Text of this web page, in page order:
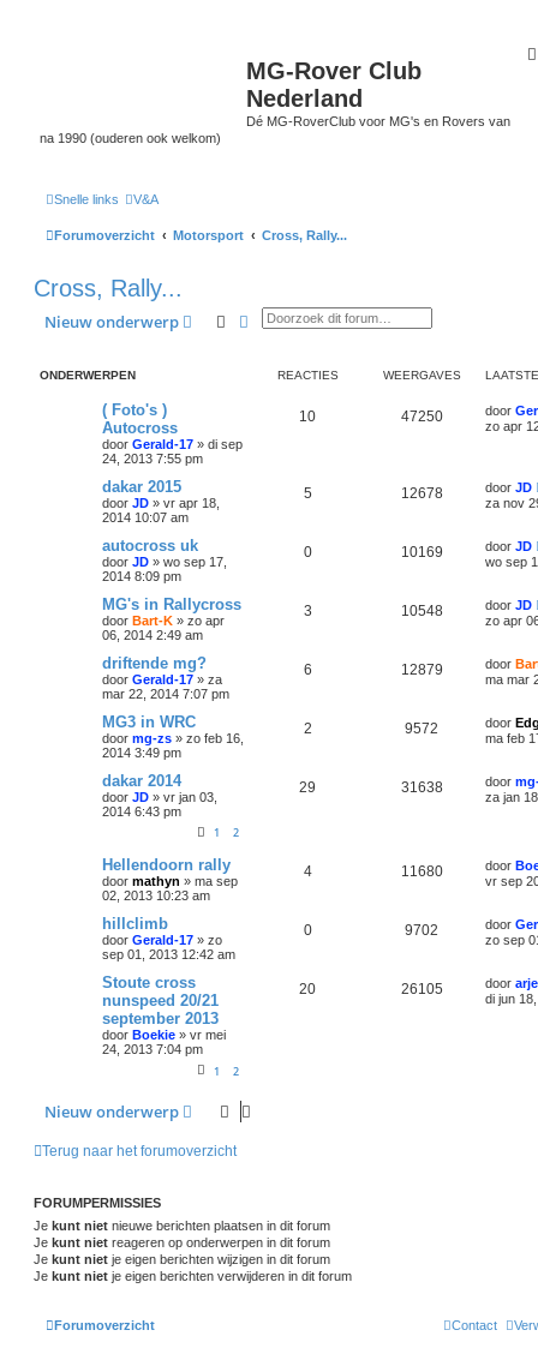
MG-Rover Club
Nederland
Dé MG-RoverClub voor MG's en Rovers van
na 1990 (ouderen ook welkom)
Snelle links V&A
Forumoverzicht Motorsport Cross, Rally...
Cross, Rally...
Nieuw onderwerp Zoek Uitgebreid zoeken
ONDERWERPEN REACTIES WEERGAVES
( Foto's )
Autocross
door Gerald-17 » di sep
24, 2013 7:55 pm
10 47250 door
zo apr
dakar 2015
door JD » vr apr 18,
2014 10:07 am
5 12678 door JD
za nov
autocross uk
door JD » wo sep 17,
2014 8:09 pm
0 10169 door JD
wo sep
MG's in Rallycross
door Bart-K » zo apr
06, 2014 2:49 am
3 10548 door JD
zo apr
driftende mg?
door Gerald-17 » za
mar 22, 2014 7:07 pm
6 12879 door
ma mar
MG3 in WRC
door mg-zs » zo feb 16,
2014 3:49 pm
2 9572 door
ma feb
dakar 2014
door JD » vr jan 03,
2014 6:43 pm
1 2
29 31638 door
za jan
Hellendoorn rally
door mathyn » ma sep
02, 2013 10:23 am
4 11680 door
vr sep
hillclimb
door Gerald-17 » zo
sep 01, 2013 12:42 am
0 9702 door
zo sep
Stoute cross
nunspeed 20/21
september 2013
door Boekie » vr mei
24, 2013 7:04 pm
1 2
20 26105 door
di jun
Nieuw onderwerp
Terug naar het forumoverzicht
FORUMPERMISSIES
Je kunt niet nieuwe berichten plaatsen in dit forum
Je kunt niet reageren op onderwerpen in dit forum
Je kunt niet je eigen berichten wijzigen in dit forum
Je kunt niet je eigen berichten verwijderen in dit forum
Forumoverzicht Contact